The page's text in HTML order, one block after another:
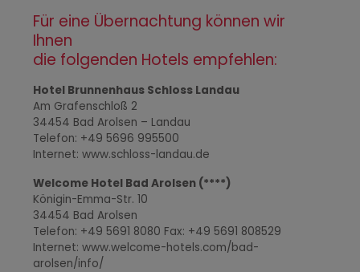
Für eine Übernachtung können wir
Ihnen
die folgenden Hotels empfehlen:
Hotel Brunnenhaus Schloss Landau
Am Grafenschloß 2
34454 Bad Arolsen – Landau
Telefon: +49 5696 995500
Internet: www.schloss-landau.de
Welcome Hotel Bad Arolsen (****)
Königin-Emma-Str. 10
34454 Bad Arolsen
Telefon: +49 5691 8080 Fax: +49 5691 808529
Internet: www.welcome-hotels.com/bad-
arolsen/info/